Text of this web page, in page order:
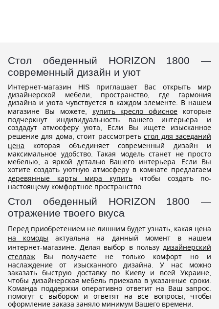
Стол обеденный HORIZON 1800 —
современный дизайн и уют
Интернет-магазин HIS приглашает Вас открыть мир
дизайнерской мебели, пространство, где гармония
дизайна и уюта чувствуется в каждом элементе. В нашем
магазине Вы можете, купить кресло офисное которые
подчеркнут индивидуальность вашего интерьера и
создадут атмосферу уюта, Если Вы ищете изысканное
решение для дома, стоит рассмотретьстол для заседаний
цена которая объединяет современный дизайн и
максимальное удобство. Такая модель станет не просто
мебелью, а яркой деталью Вашего интерьера. Если Вы
хотите создать уютную атмосферу в комнате предлагаем
деревянные карты мира купитьчтобы создать по-
настоящему комфортное пространство.
Стол обеденный HORIZON 1800 —
отражение твоего вкуса
Перед приобретением не лишним будет узнать, какая цена
на комоды актуальна на данный момент в нашем
интернет-магазине. Делая выбор в пользу дизайнерский
стеллаж Вы получаете не только комфорт но и
наслаждение от изысканного дизайна. У нас можно
заказать быструю доставку по Киеву и всей Украине,
чтобы дизайнерская мебель приехала в указанные сроки.
Команда поддержки оперативно ответит на Ваш запрос.
помогут с выбором и ответят на все вопросы, чтобы
оформление заказа заняло минимум Вашего времени.